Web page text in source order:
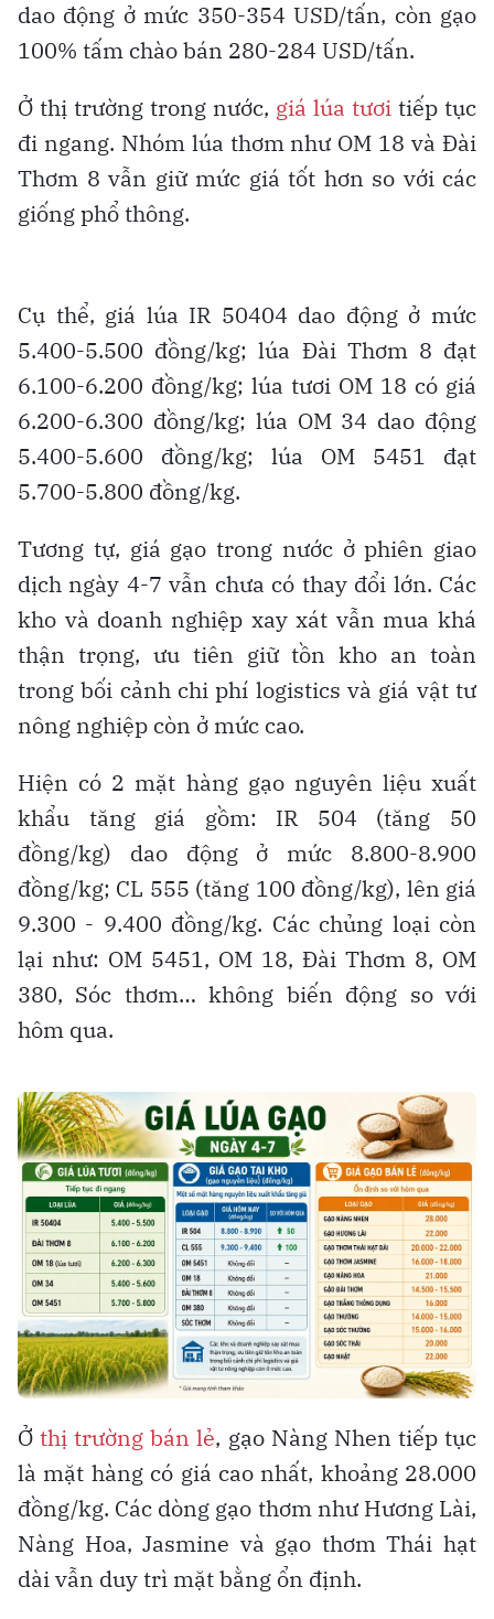
dao động ở mức 350-354 USD/tấn, còn gạo
100% tấm chào bán 280-284 USD/tấn.
Ở thị trường trong nước, giá lúa tươi tiếp tục
đi ngang. Nhóm lúa thơm như OM 18 và Đài
Thơm 8 vẫn giữ mức giá tốt hơn so với các
giống phổ thông.
Cụ thể, giá lúa IR 50404 dao động ở mức
5.400-5.500 đồng/kg; lúa Đài Thơm 8 đạt
6.100-6.200 đồng/kg; lúa tươi OM 18 có giá
6.200-6.300 đồng/kg; lúa OM 34 dao động
5.400-5.600 đồng/kg; lúa OM 5451 đạt
5.700-5.800 đồng/kg.
Tương tự, giá gạo trong nước ở phiên giao
dịch ngày 4-7 vẫn chưa có thay đổi lớn. Các
kho và doanh nghiệp xay xát vẫn mua khá
thận trọng, ưu tiên giữ tồn kho an toàn
trong bối cảnh chi phí logistics và giá vật tư
nông nghiệp còn ở mức cao.
Hiện có 2 mặt hàng gạo nguyên liệu xuất
khẩu tăng giá gồm: IR 504 (tăng 50
đồng/kg) dao động ở mức 8.800-8.900
đồng/kg; CL 555 (tăng 100 đồng/kg), lên giá
9.300 - 9.400 đồng/kg. Các chủng loại còn
lại như: OM 5451, OM 18, Đài Thơm 8, OM
380, Sóc thơm… không biến động so với
hôm qua.
Ởthị trường bán lẻ, gạo Nàng Nhen tiếp tục
là mặt hàng có giá cao nhất, khoảng 28.000
đồng/kg. Các dòng gạo thơm như Hương Lài,
Nàng Hoa, Jasmine và gạo thơm Thái hạt
dài vẫn duy trì mặt bằng ổn định.